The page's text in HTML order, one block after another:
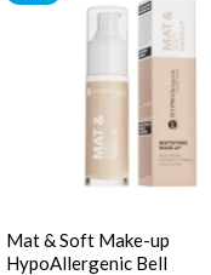
Mat & Soft Make-up
HypoAllergenic Bell